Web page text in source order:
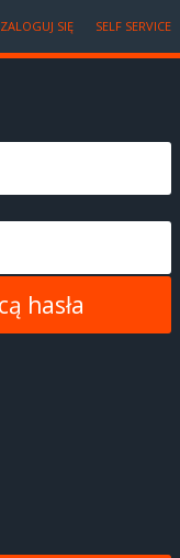
ZALOGUJ SIĘ SELF SERVICE